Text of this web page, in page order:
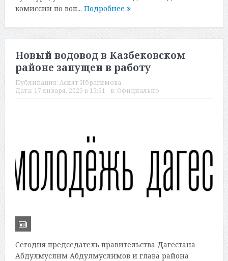
комиссии по воп... Подробнее
Новый водовод в Казбековском
районе запущен в работу
Публикация: Асият Ибрагимова
Дата: 17 января, 2025 в 15:51 в: Официально
Сегодня председатель правительства Дагестана
Абдулмуслим Абдулмуслимов и глава района